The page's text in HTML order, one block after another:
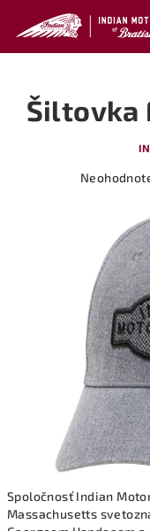
obsah
Spoločnosť Indian
Massachusetts
Šiltovka
Priemerné
hviezdičiek.